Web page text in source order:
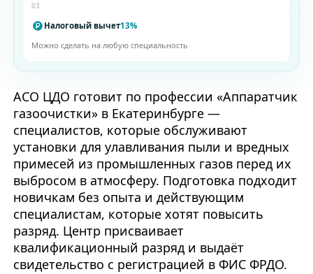
03
Налоговый вычет13%
Можно сделать на любую специальность
АСО ЦДО готовит по профессии «Аппаратчик
газоочистки» в Екатеринбурге —
специалистов, которые обслуживают
установки для улавливания пыли и вредных
примесей из промышленных газов перед их
выбросом в атмосферу. Подготовка подходит
новичкам без опыта и действующим
специалистам, которые хотят повысить
разряд. Центр присваивает
квалификационный разряд и выдаёт
свидетельство с регистрацией в ФИС ФРДО.